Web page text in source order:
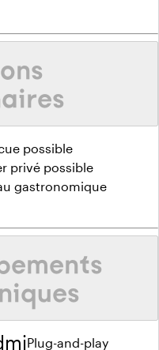
possible
privé possible
gastronomique
Plug-and-play